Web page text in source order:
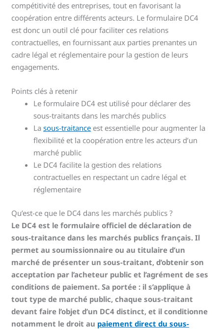
compétitivité des entreprises, tout en favorisant la
coopération entre différents acteurs. Le formulaire DC4
est donc un outil clé pour faciliter ces relations
contractuelles, en fournissant aux parties prenantes un
cadre légal et réglementaire pour la gestion de leurs
engagements.
Points clés à retenir
Le formulaire DC4 est utilisé pour déclarer des
sous-traitants dans les marchés publics
Lasous-traitance est essentielle pour augmenter la
flexibilité et la coopération entre les acteurs d’un
marché public
Le DC4 facilite la gestion des relations
contractuelles en respectant un cadre légal et
réglementaire
Qu’est-ce que le DC4 dans les marchés publics ?
Le DC4 est le formulaire officiel de déclaration de
sous-traitance dans les marchés publics français. Il
permet au soumissionnaire ou au titulaire d’un
marché de présenter un sous-traitant, d’obtenir son
acceptation par l’acheteur public et l’agrément de ses
conditions de paiement. Sa portée : il s’applique à
tout type de marché public, chaque sous-traitant
devant faire l’objet d’un DC4 distinct, et il conditionne
notamment le droit au paiement direct du sous-